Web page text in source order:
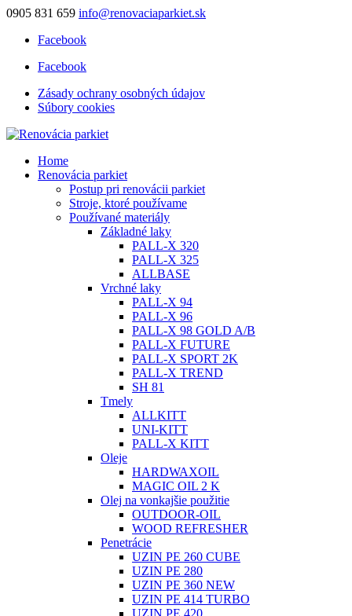
0905 831 659 info@renovaciaparkiet.sk
Facebook
Facebook
Zásady ochrany osobných údajov
Súbory cookies
Home
Renovácia parkiet
Postup pri renovácii parkiet
Stroje, ktoré používame
Používané materiály
Základné laky
PALL-X 320
PALL-X 325
ALLBASE
Vrchné laky
PALL-X 94
PALL-X 96
PALL-X 98 GOLD A/B
PALL-X FUTURE
PALL-X SPORT 2K
PALL-X TREND
SH 81
Tmely
ALLKITT
UNI-KITT
PALL-X KITT
Oleje
HARDWAXOIL
MAGIC OIL 2 K
Olej na vonkajšie použitie
OUTDOOR-OIL
WOOD REFRESHER
Penetrácie
UZIN PE 260 CUBE
UZIN PE 280
UZIN PE 360 NEW
UZIN PE 414 TURBO
UZIN PE 420